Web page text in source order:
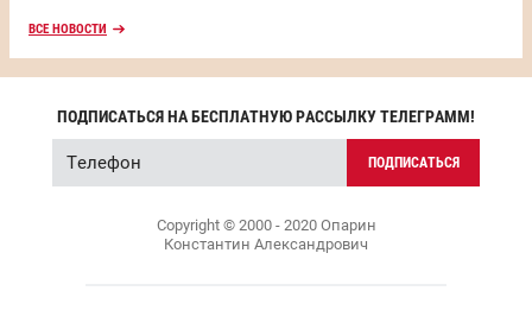
ВСЕ НОВОСТИ
ПОДПИСАТЬСЯ НА БЕСПЛАТНУЮ РАССЫЛКУ ТЕЛЕГРАММ!
ПОДПИСАТЬСЯ
Copyright © 2000 - 2020 Опарин
Константин Александрович